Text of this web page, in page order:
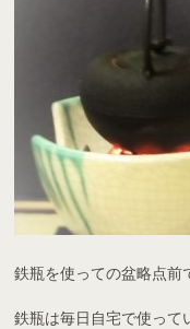
鉄瓶を使っての盆略点前
鉄瓶は毎日自宅で使って